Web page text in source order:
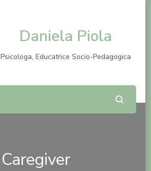
Daniela Piola
Psicologa, Educatrice Socio-Pedagogica
Caregiver